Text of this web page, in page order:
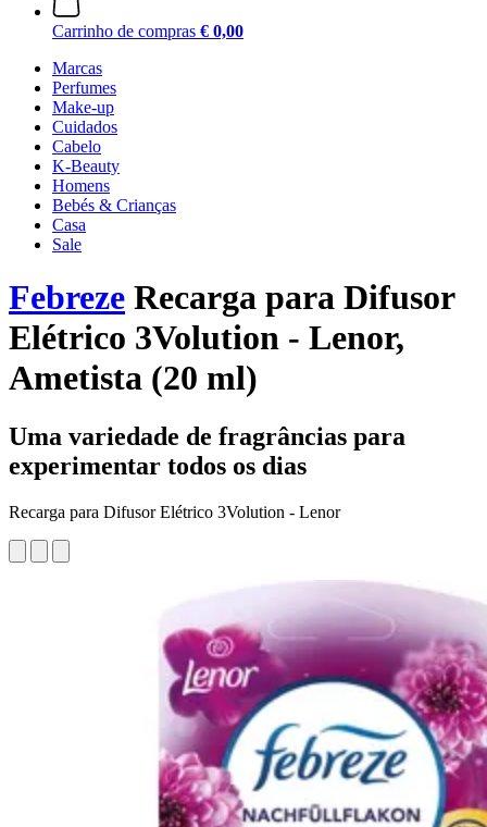
Carrinho de compras € 0,00
Marcas
Perfumes
Make-up
Cuidados
Cabelo
K-Beauty
Homens
Bebés & Crianças
Casa
Sale
Febreze Recarga para Difusor
Elétrico 3Volution - Lenor,
Ametista (20 ml)
Uma variedade de fragrâncias para
experimentar todos os dias
Recarga para Difusor Elétrico 3Volution - Lenor